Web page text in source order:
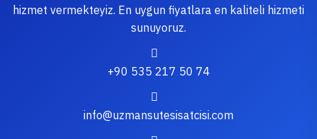
hizmet vermekteyiz. En uygun fiyatlara en kaliteli hizmeti
sunuyoruz.
+90 535 217 50 74
info@uzmansutesisatcisi.com